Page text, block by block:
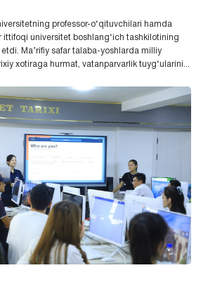
professor-o‘qituvchilari hamda
ittifoqi universitet boshlang‘ich tashkilotining
Ma’rifiy safar talaba-yoshlarda milliy
xotiraga hurmat, vatanparvarlik tuyg‘ularini...